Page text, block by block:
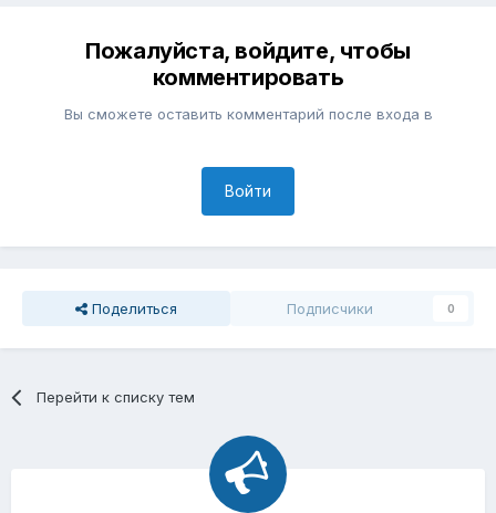
Пожалуйста, войдите, чтобы
комментировать
Вы сможете оставить комментарий после входа в
Войти
Поделиться Подписчики 0
Перейти к списку тем